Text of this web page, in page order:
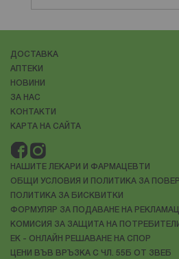
ДОСТАВКА
АПТЕКИ
НОВИНИ
ЗА НАС
КОНТАКТИ
КАРТА НА САЙТА
НАШИТЕ ЛЕКАРИ И ФАРМАЦЕВТИ
ОБЩИ УСЛОВИЯ И ПОЛИТИКА ЗА
ПОЛИТИКА ЗА БИСКВИТКИ
ФОРМУЛЯР ЗА ПОДАВАНЕ НА
КОМИСИЯ ЗА ЗАЩИТА НА
ЕК - ОНЛАЙН РЕШАВАНЕ НА СПОР
ЦЕНИ ВЪВ ВРЪЗКА С ЧЛ. 55Б ОТ ЗВЕБ